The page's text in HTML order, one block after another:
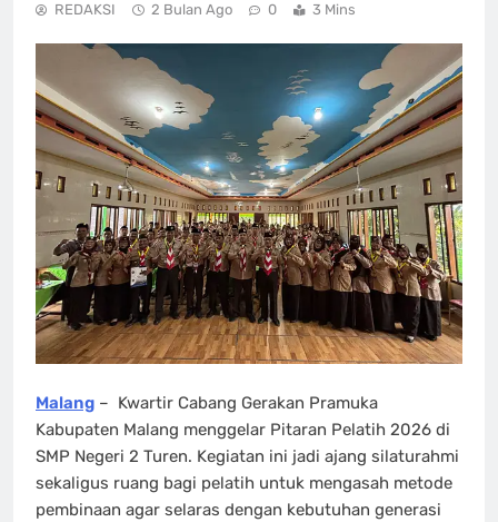
REDAKSI 2 Bulan Ago 0 3 Mins
Malang – Kwartir Cabang Gerakan Pramuka
Kabupaten Malang menggelar Pitaran Pelatih 2026 di
SMP Negeri 2 Turen. Kegiatan ini jadi ajang silaturahmi
sekaligus ruang bagi pelatih untuk mengasah metode
pembinaan agar selaras dengan kebutuhan generasi